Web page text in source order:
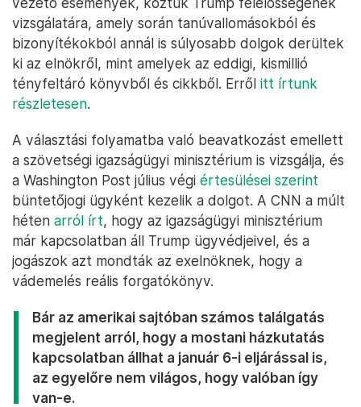
vizsgálatára, amely során tanúvallomásokból és
bizonyítékokból annál is súlyosabb dolgok derültek
ki az elnökről, mint amelyek az eddigi, kismillió
tényfeltáró könyvből és cikkből. Erről itt írtunk
részletesen.
A választási folyamatba való beavatkozást emellett
a szövetségi igazságügyi minisztérium is vizsgálja, és
a Washington Post július végi értesülései szerint
büntetőjogi ügyként kezelik a dolgot. A CNN a múlt
héten arról írt, hogy az igazságügyi minisztérium
már kapcsolatban áll Trump ügyvédjeivel, és a
jogászok azt mondták az exelnöknek, hogy a
vádemelés reális forgatókönyv.
Bár az amerikai sajtóban számos találgatás
megjelent arról, hogy a mostani házkutatás
kapcsolatban állhat a január 6-i eljárással is,
az egyelőre nem világos, hogy valóban így
van-e.